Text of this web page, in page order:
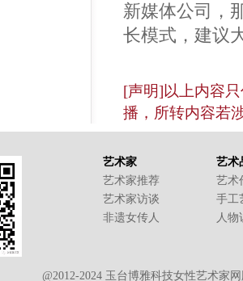
新媒体公司，
长模式，建议
[声明]以上内容
播，所转内容若
艺术家
艺术家推荐
艺术家访谈
非遗女传人
艺术
艺术
手工
人物
@2012-2024 玉台博雅科技女性艺术家